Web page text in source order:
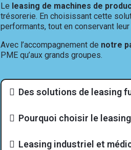
Le leasing de machines de
trésorerie. En choisissant cette
performants, tout en conservant
Avec l’accompagnement de notre
PME qu’aux grands groupes.
Des solutions de leasing
Pourquoi choisir le
Leasing industriel et